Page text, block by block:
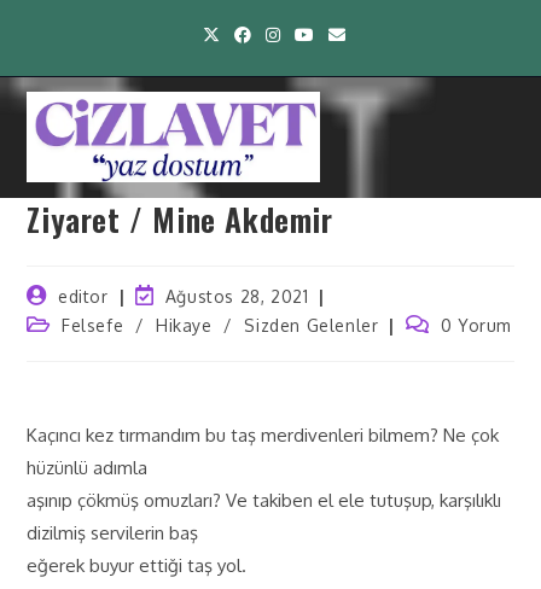
Ziyaret / Mine Akdemir
editor
Ağustos 28, 2021
Felsefe
/ Hikaye / Sizden Gelenler 0 Yorum
Kaçıncı kez tırmandım bu taş merdivenleri bilmem? Ne çok
hüzünlü adımla
aşınıp çökmüş omuzları? Ve takiben el ele tutuşup, karşılıklı
dizilmiş servilerin baş
eğerek buyur ettiği taş yol.